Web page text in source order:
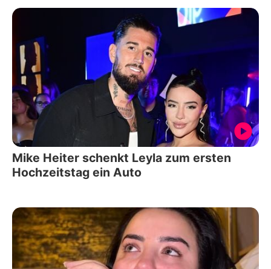
Mike Heiter schenkt Leyla zum ersten
Hochzeitstag ein Auto